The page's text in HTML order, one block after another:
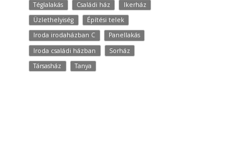
Téglalakás Családi ház
Ikerház
Üzlethelyiség
Építési telek
Iroda irodaházban C
Panellakás
Iroda családi házban
Sorház
Társasház
Tanya